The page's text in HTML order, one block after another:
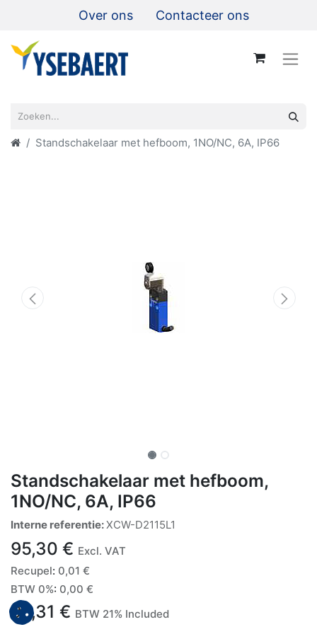
Over ons Contacteer ons
Standschakelaar met hefboom, 1NO/NC, 6A, IP66
Standschakelaar met hefboom,
1NO/NC, 6A, IP66
Interne referentie:XCW-D2115L1
95,30 € Excl. VAT
Recupel: 0,01 €
BTW 0%: 0,00 €
95,31 € BTW 21% Included